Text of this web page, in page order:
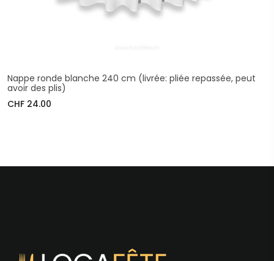
Nappe ronde blanche 240 cm (livrée: pliée repassée, peut
avoir des plis)
CHF 24.00